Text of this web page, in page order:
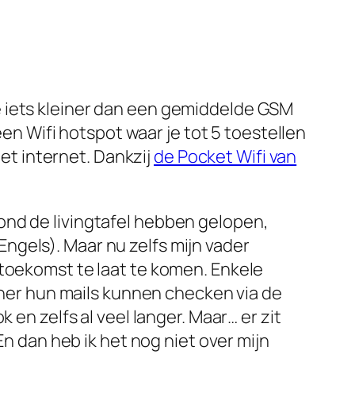
kleiner dan een gemiddelde GSM
Wifi hotspot waar je tot 5 toestellen
internet. Dankzij de Pocket Wifi van
de livingtafel hebben gelopen,
Maar nu zelfs mijn vader
te laat te komen. Enkele
hun mails kunnen checken via de
en zelfs al veel langer. Maar… er zit
dan heb ik het nog niet over mijn